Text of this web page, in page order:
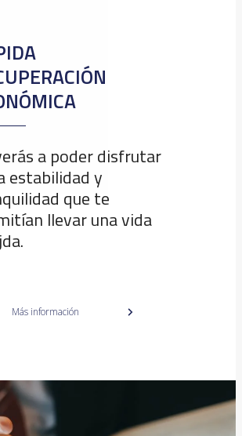
a poder disfrutar
estabilidad y
que te
llevar una vida
Más información